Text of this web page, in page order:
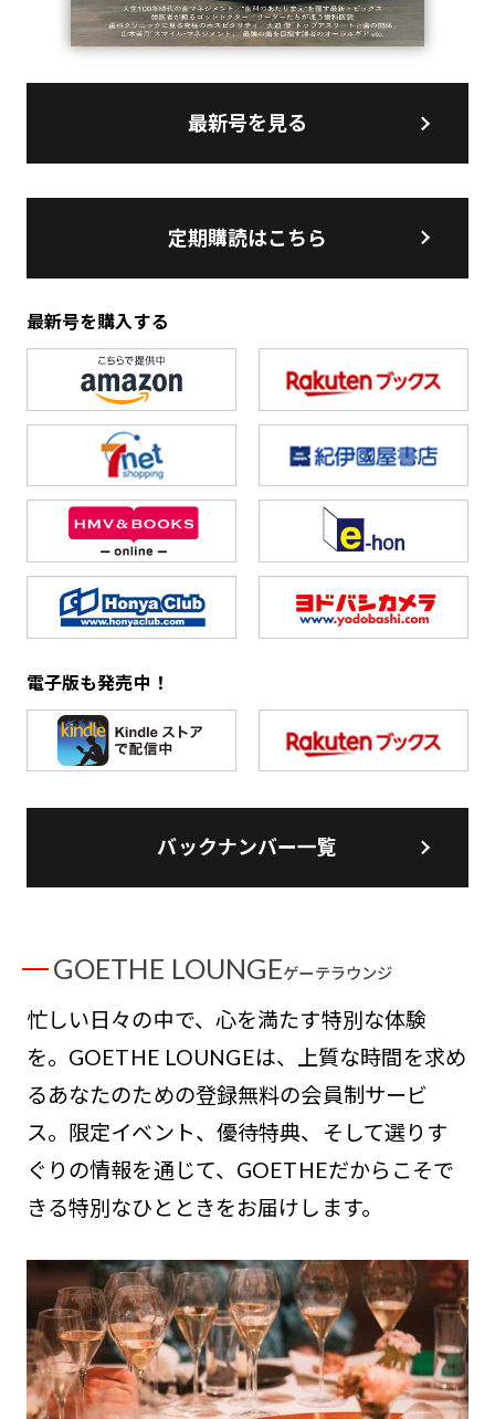
最新号を見る
定期購読はこちら
最新号を購入する
電子版も発売中！
バックナンバー一覧
GOETHE LOUNGEゲーテラウンジ
忙しい日々の中で、心を満たす特別な体験
を。GOETHE LOUNGEは、上質な時間を求め
るあなたのための登録無料の会員制サービ
ス。限定イベント、優待特典、そして選りす
ぐりの情報を通じて、GOETHEだからこそで
きる特別なひとときをお届けします。